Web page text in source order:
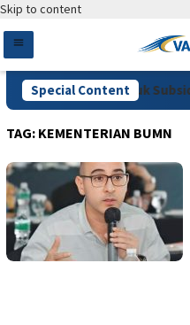
Skip to content
Special Content
Pengawasan Pupuk
TAG: KEMENTERIAN BUMN